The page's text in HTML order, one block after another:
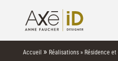
Accueil » Réalisations» Résidence